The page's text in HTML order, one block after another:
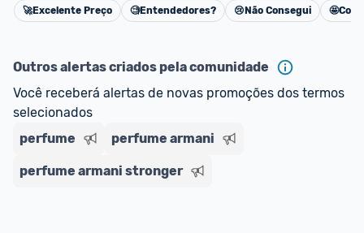
oferta do Promobit, ou de um vendedor Oficial
E lembre-se: você sempre pode contar ajuda da
comunidade para tirar dúvidas ou acionar os
nossos Admins marcando
comentário ou através do Fale com o Promobit.
Cancelar
🚀Excelente Preço 🧐Entendedores? 😢 Não Consegui 🤩
Outros alertas criados pela comunidade
Você receberá alertas de novas promoções dos termos
selecionados
perfume
perfume armani
perfume armani stronger